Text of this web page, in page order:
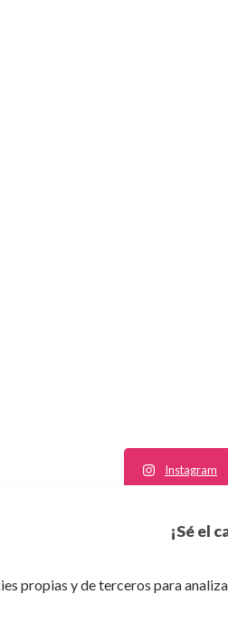
¡Sé el
propias y de terceros para
Instagram